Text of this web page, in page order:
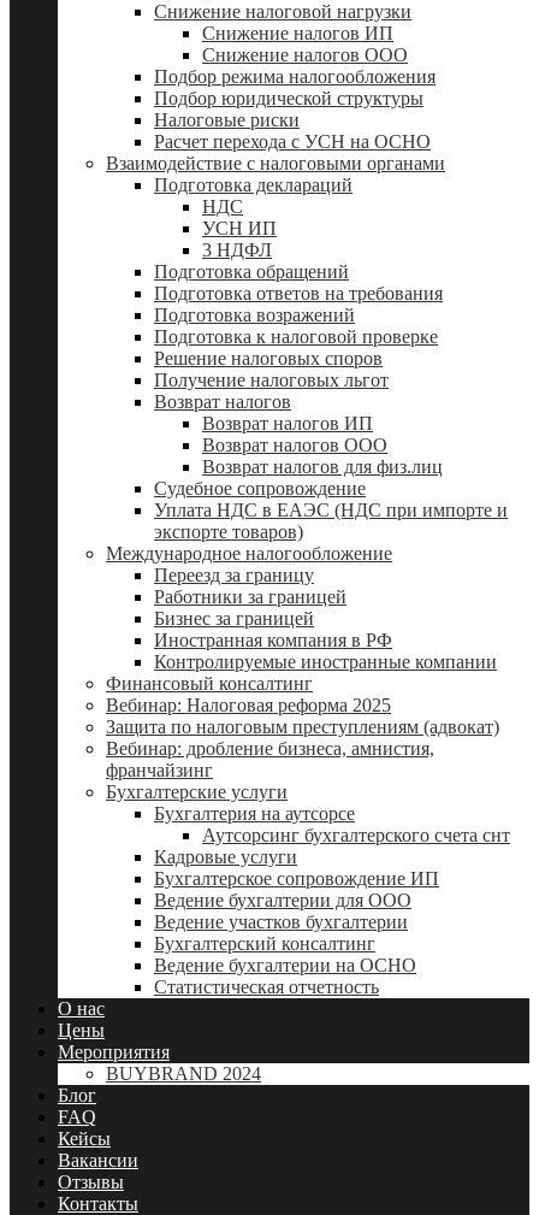
Снижение налоговой нагрузки
Снижение налогов ИП
Снижение налогов ООО
Подбор режима налогообложения
Подбор юридической структуры
Налоговые риски
Расчет перехода с УСН на ОСНО
Взаимодействие с налоговыми органами
Подготовка деклараций
НДС
УСН ИП
3 НДФЛ
Подготовка обращений
Подготовка ответов на требования
Подготовка возражений
Подготовка к налоговой проверке
Решение налоговых споров
Получение налоговых льгот
Возврат налогов
Возврат налогов ИП
Возврат налогов ООО
Возврат налогов для физ.лиц
Судебное сопровождение
Уплата НДС в ЕАЭС (НДС при импорте и
экспорте товаров)
Международное налогообложение
Переезд за границу
Работники за границей
Бизнес за границей
Иностранная компания в РФ
Контролируемые иностранные компании
Финансовый консалтинг
Вебинар: Налоговая реформа 2025
Защита по налоговым преступлениям (адвокат)
Вебинар: дробление бизнеса, амнистия,
франчайзинг
Бухгалтерские услуги
Бухгалтерия на аутсорсе
Аутсорсинг бухгалтерского счета снт
Кадровые услуги
Бухгалтерское сопровождение ИП
Ведение бухгалтерии для ООО
Ведение участков бухгалтерии
Бухгалтерский консалтинг
Ведение бухгалтерии на ОСНО
Статистическая отчетность
О нас
Цены
Мероприятия
BUYBRAND 2024
Блог
FAQ
Кейсы
Вакансии
Отзывы
Контакты